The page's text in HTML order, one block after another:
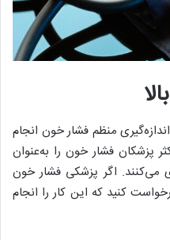
منظم فشار خون انجام
پزشکان فشار خون را به‌عنوان
می‌کنند. اگر پزشکی فشار خون
کنید که این کار را انجام